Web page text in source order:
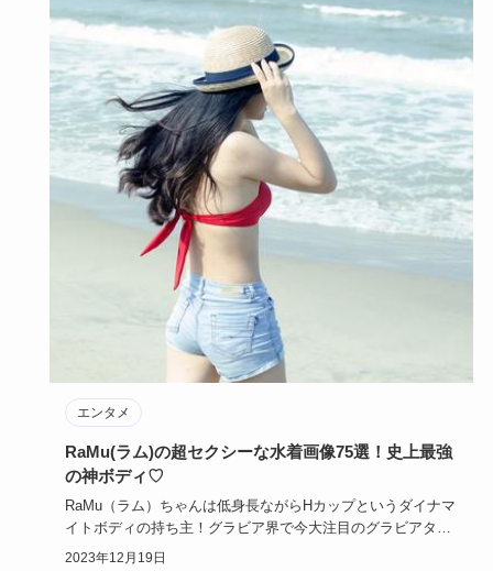
エンタメ
RaMu(ラム)の超セクシーな水着画像75選！史上最強
の神ボディ♡
RaMu（ラム）ちゃんは低身長ながらHカップというダイナマ
イトボディの持ち主！グラビア界で今大注目のグラビアタレ
ントです。…
2023年12月19日